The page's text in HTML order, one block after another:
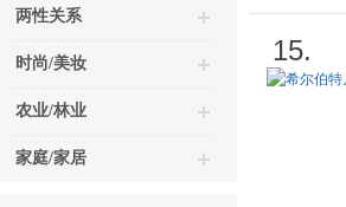
两性关系
时尚/美妆
农业/林业
家庭/家居
15.